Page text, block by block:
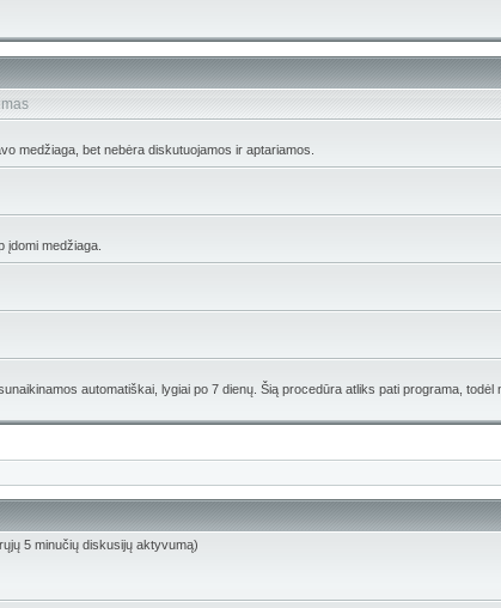
medžiaga, bet nebėra diskutuojamos ir aptariamos.
medžiaga.
automatiškai, lygiai po 7 dienų. Šią procedūra atliks pati programa, todėl
5 minučių diskusijų aktyvumą)